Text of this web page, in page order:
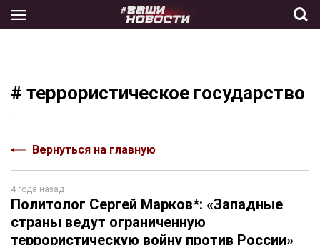
the
# террористическое государство
Вернуться на главную
4 года назад
Политолог Сергей Марков*: «Западные
страны ведут ограниченную
террористическую войну против России»